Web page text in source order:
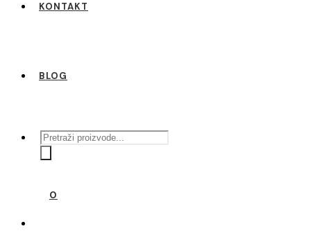
KONTAKT
BLOG
Products
search
0